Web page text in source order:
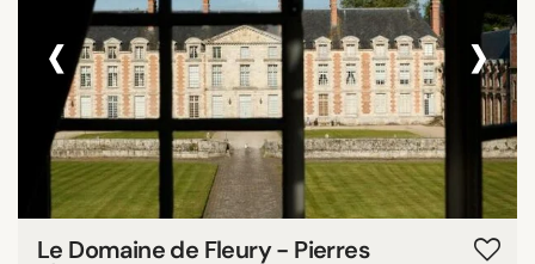
‹ ›
Le Domaine de Fleury - Pierres